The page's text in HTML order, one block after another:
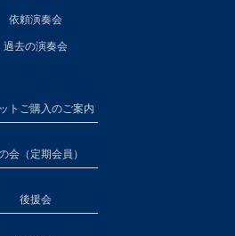
依頼演奏会
過去の演奏会
トご購入のご案内
会（定期会員）
後援会